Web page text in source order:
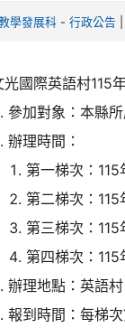
學發展科 - 行政公告
光國際英語村115
參加對象：本縣
辦理時間：
第一梯次：
第二梯次：
第三梯次：
第四梯次：
辦理地點：英語
報到時間：每梯